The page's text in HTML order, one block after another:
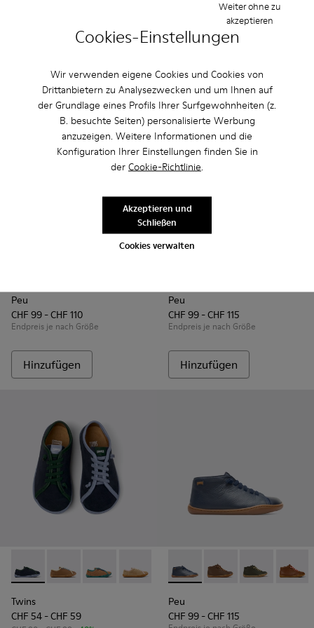
Cookies-Einstellungen
Wir verwenden eigene Cookies und Cookies von
Drittanbietern zu Analysezwecken und um Ihnen auf
der Grundlage eines Profils Ihrer Surfgewohnheiten (z.
B. besuchte Seiten) personalisierte Werbung
anzuzeigen. Weitere Informationen und die
Konfiguration Ihrer Einstellungen finden Sie in
der Cookie-Richtlinie.
Cookies verwalten
Weiter ohne zu
akzeptieren
Akzeptieren und
Schließen
Peu
CHF 99 - CHF 110
Endpreis je nach Größe
Hinzufügen
Peu
CHF 99 - CHF 115
Endpreis je nach Größe
Hinzufügen
Twins - K800663-002 - Mehrfarbige Kinderschuhe aus
Twins - K800663-007
Twins - K800663-004
Twins - K800663-003
Twins - K800663-001
Twins
CHF 54 - CHF 59
Peu - 90019-072 -
Peu - 90019-131
Peu - 90019-
Peu -
Peu
CHF 99 - CHF 115